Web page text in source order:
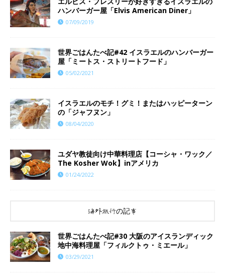
ハンバーガー屋「Elvis American Diner」
07/09/2019
世界ごはんたべ記#42 イスラエルのハンバーガー
屋「ミートス・ストリートフード」
05/02/2021
イスラエルのモチ！グミ！またはハッピーターン
の「ジャフヌン」
08/04/2020
ユダヤ教徒向け中華料理店【コーシャ・ワック／
The Kosher Wok】inアメリカ
01/24/2022
海外旅行の記事
世界ごはんたべ記#30 大阪のアイスランディック
地中海料理屋「フィルクトゥ・ミエール」
03/29/2021